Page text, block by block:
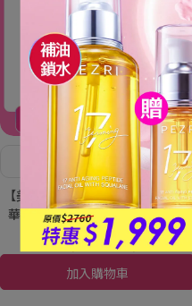
EXOSOME超能外泌體 ALL IN
ONE一瓶多效！ 平滑細紋、彈
嫩肌膚，改善肌膚暗沉粗糙
【美肌心動時刻】外泌體全抗皺精
華乳30ml (高機能保養) 1+1組｜
PEZRI派翠胜肽保養專家
NT$3,250 NT$4,760
加入購物車